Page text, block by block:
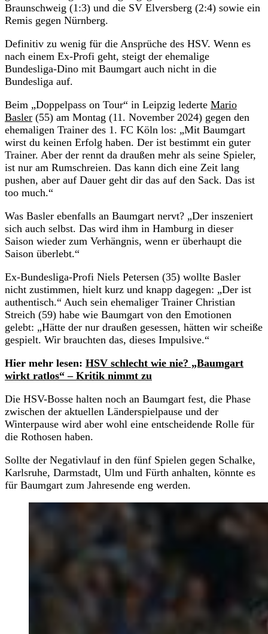
Braunschweig (1:3) und die SV Elversberg (2:4) sowie ein
Remis gegen Nürnberg.
Definitiv zu wenig für die Ansprüche des HSV. Wenn es
nach einem Ex-Profi geht, steigt der ehemalige
Bundesliga-Dino mit Baumgart auch nicht in die
Bundesliga auf.
Beim „Doppelpass on Tour“ in Leipzig lederte Mario
Basler (55) am Montag (11. November 2024) gegen den
ehemaligen Trainer des 1. FC Köln los: „Mit Baumgart
wirst du keinen Erfolg haben. Der ist bestimmt ein guter
Trainer. Aber der rennt da draußen mehr als seine Spieler,
ist nur am Rumschreien. Das kann dich eine Zeit lang
pushen, aber auf Dauer geht dir das auf den Sack. Das ist
too much.“
Was Basler ebenfalls an Baumgart nervt? „Der inszeniert
sich auch selbst. Das wird ihm in Hamburg in dieser
Saison wieder zum Verhängnis, wenn er überhaupt die
Saison überlebt.“
Ex-Bundesliga-Profi Niels Petersen (35) wollte Basler
nicht zustimmen, hielt kurz und knapp dagegen: „Der ist
authentisch.“ Auch sein ehemaliger Trainer Christian
Streich (59) habe wie Baumgart von den Emotionen
gelebt: „Hätte der nur draußen gesessen, hätten wir scheiße
gespielt. Wir brauchten das, dieses Impulsive.“
Hier mehr lesen: HSV schlecht wie nie? „Baumgart
wirkt ratlos“ – Kritik nimmt zu
Die HSV-Bosse halten noch an Baumgart fest, die Phase
zwischen der aktuellen Länderspielpause und der
Winterpause wird aber wohl eine entscheidende Rolle für
die Rothosen haben.
Sollte der Negativlauf in den fünf Spielen gegen Schalke,
Karlsruhe, Darmstadt, Ulm und Fürth anhalten, könnte es
für Baumgart zum Jahresende eng werden.